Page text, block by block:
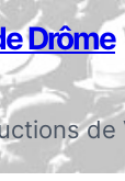
Drôme
de